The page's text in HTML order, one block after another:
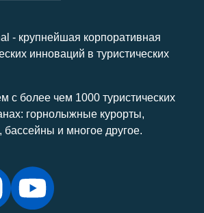
- крупнейшая корпоративная
инноваций в туристических
с более чем 1000 туристических
горнолыжные курорты,
бассейны и многое другое.